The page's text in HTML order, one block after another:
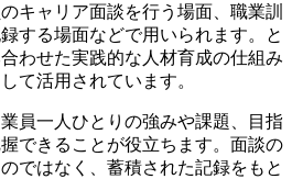
キャリア面談を行う場面、職業訓
する場面などで用いられます。と
わせた実践的な人材育成の仕組み
て活用されています。
員一人ひとりの強みや課題、目指
できることが役立ちます。面談の
ではなく、蓄積された記録をもと